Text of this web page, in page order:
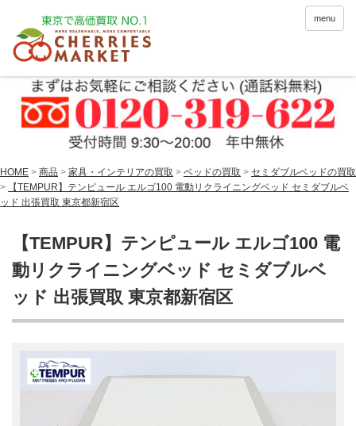
menu
HOME > 商品 > 家具・インテリアの買取 > ベッドの買取 > セミダブルベッドの買取
>
【TEMPUR】テンピュール エルゴ100 電動リクライニングベッド セミダブルベ
ッド 出張買取 東京都新宿区
【TEMPUR】テンピュール エルゴ100 電
動リクライニングベッド セミダブルベ
ッド 出張買取 東京都新宿区